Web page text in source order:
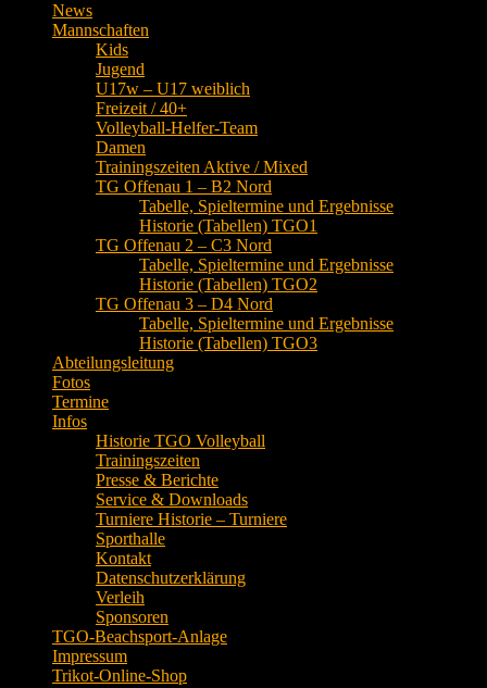
News
Mannschaften
Kids
Jugend
U17w – U17 weiblich
Freizeit / 40+
Volleyball-Helfer-Team
Damen
Trainingszeiten Aktive / Mixed
TG Offenau 1 – B2 Nord
Tabelle, Spieltermine und Ergebnisse
Historie (Tabellen) TGO1
TG Offenau 2 – C3 Nord
Tabelle, Spieltermine und Ergebnisse
Historie (Tabellen) TGO2
TG Offenau 3 – D4 Nord
Tabelle, Spieltermine und Ergebnisse
Historie (Tabellen) TGO3
Abteilungsleitung
Fotos
Termine
Infos
Historie TGO Volleyball
Trainingszeiten
Presse & Berichte
Service & Downloads
Turniere Historie – Turniere
Sporthalle
Kontakt
Datenschutzerklärung
Verleih
Sponsoren
TGO-Beachsport-Anlage
Impressum
Trikot-Online-Shop